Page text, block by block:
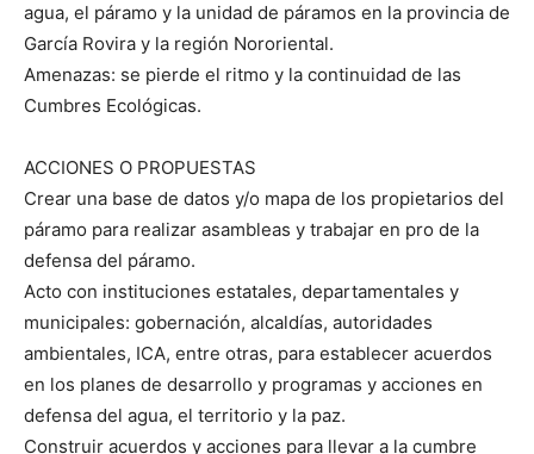
agua, el páramo y la unidad de páramos en la provincia de
García Rovira y la región Nororiental.
Amenazas: se pierde el ritmo y la continuidad de las
Cumbres Ecológicas.
ACCIONES O PROPUESTAS
Crear una base de datos y/o mapa de los propietarios del
páramo para realizar asambleas y trabajar en pro de la
defensa del páramo.
Acto con instituciones estatales, departamentales y
municipales: gobernación, alcaldías, autoridades
ambientales, ICA, entre otras, para establecer acuerdos
en los planes de desarrollo y programas y acciones en
defensa del agua, el territorio y la paz.
Construir acuerdos y acciones para llevar a la cumbre